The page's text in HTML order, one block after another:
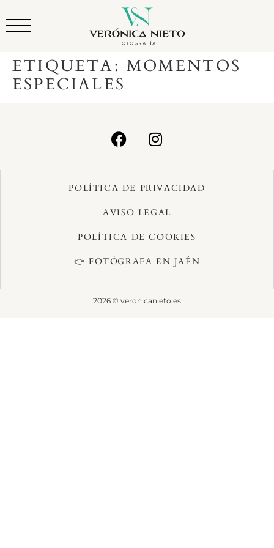
ETIQUETA: MOMENTOS
ESPECIALES
POLÍTICA DE PRIVACIDAD
AVISO LEGAL
POLÍTICA DE COOKIES
👉 FOTÓGRAFA EN JAÉN
2026 © veronicanieto.es